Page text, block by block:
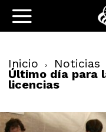
Inicio Noticias
Último día para
licencias